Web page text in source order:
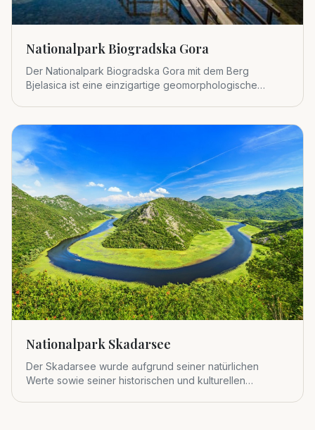
Nationalpark Biogradska Gora
Der Nationalpark Biogradska Gora mit dem Berg
Bjelasica ist eine einzigartige geomorphologische
Nationalpark Skadarsee
Der Skadarsee wurde aufgrund seiner natürlichen
Werte sowie seiner historischen und kulturellen